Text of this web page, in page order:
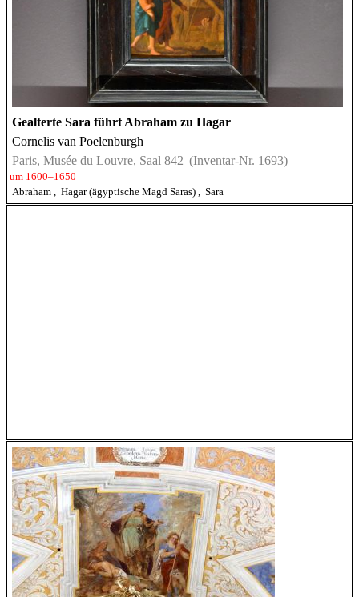
Gealterte Sara führt Abraham zu Hagar
Cornelis van Poelenburgh
Paris, Musée du Louvre, Saal 842 (Inventar-Nr. 1693)
um 1600–1650
Abraham , Hagar (ägyptische Magd Saras) , Sara